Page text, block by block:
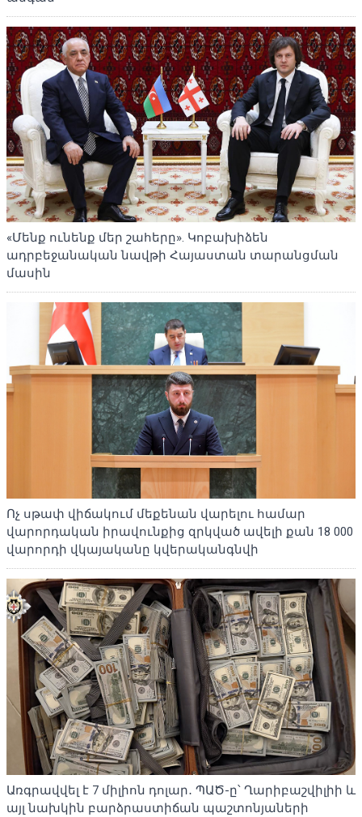
«Մենք ունենք մեր շահերը». Կոբախիձեն
ադրբեջանական նավթի Հայաստան տարանցման
մասին
Ոչ սթափ վիճակում մեքենան վարելու համար
վարորդական իրավունքից զրկված ավելի քան 18 000
վարորդի վկայականը կվերականգնվի
Առգրավվել է 7 միլիոն դոլար․ ՊԱԾ-ը՝ Ղարիբաշվիլիի և
այլ նախկին բարձրաստիճան պաշտոնյաների